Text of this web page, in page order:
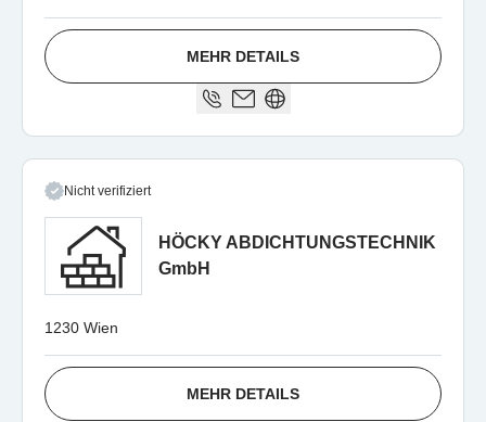
MEHR DETAILS
Nicht verifiziert
HÖCKY ABDICHTUNGSTECHNIK
GmbH
1230 Wien
MEHR DETAILS